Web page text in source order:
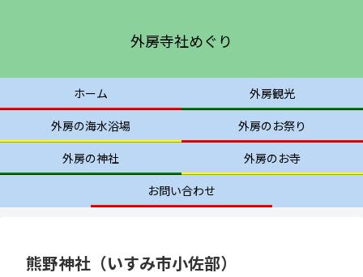
外房寺社めぐり
ホーム
外房観光
外房の海水浴場
外房のお祭り
外房の神社
外房のお寺
お問い合わせ
熊野神社（いすみ市小佐部）